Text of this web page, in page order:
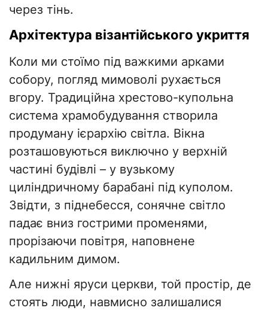
через тінь.
Архітектура візантійського укриття
Коли ми стоїмо під важкими арками
собору, погляд мимоволі рухається
вгору. Традиційна хрестово-купольна
система храмобудування створила
продуману ієрархію світла. Вікна
розташовуються виключно у верхній
частині будівлі – у вузькому
циліндричному барабані під куполом.
Звідти, з піднебесся, сонячне світло
падає вниз гострими променями,
прорізаючи повітря, наповнене
кадильним димом.
Але нижні яруси церкви, той простір, де
стоять люди, навмисно залишалися